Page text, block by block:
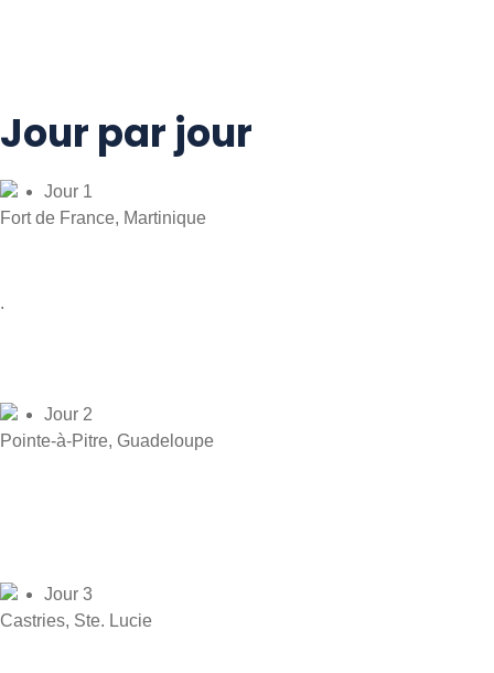
Jour par jour
Jour 1
Fort de France, Martinique
.
Jour 2
Pointe-à-Pitre, Guadeloupe
Jour 3
Castries, Ste. Lucie